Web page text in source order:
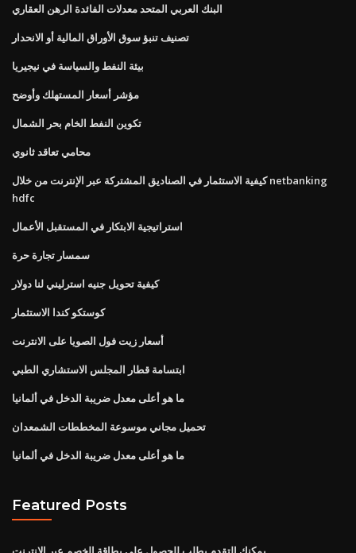
البنك العربي المتحد معدلات الفائدة الرهن العقاري
تصنيف تنبؤ سوق الأوراق المالية أو الانحدار
بيئة النفط والسياسة في نيجيريا
مؤشر أسعار المستهلك وأوضح
تكوين النفط الخام بحر الشمال
محامي تعاقد ثانوي
كيفية الاستثمار في الصناديق المشتركة عبر الإنترنت من خلال netbanking
hdfc
استراتيجية الابتكار في المستقبل الأعمال
سمسار تجارة حرة
كيفية تحويل جنيه استرليني لنا دولار
كوستكو كندا الاستثمار
أسعار زيت فول الصويا على الانترنت
ابتسامة قطار المجلس الاستشاري الطبي
ما هو أعلى معدل ضريبة الدخل في ألمانيا
تحميل مجاني موسوعة المخططات الشمعدان
ما هو أعلى معدل ضريبة الدخل في ألمانيا
Featured Posts